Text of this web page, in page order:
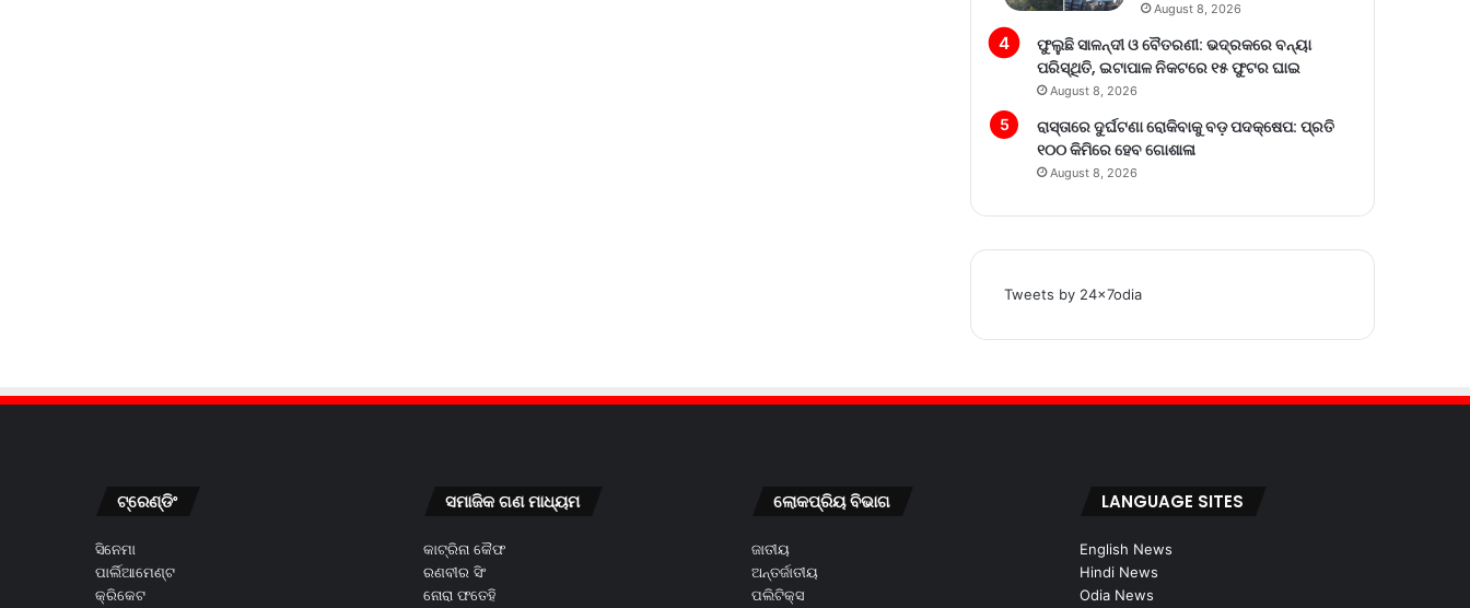
August 8, 2026
ଫୁଲୁଛି ସାଳନ୍ଦୀ ଓ ବୈତରଣୀ: ଭଦ୍ରକରେ ବନ୍ୟା
ପରିସ୍ଥିତି, ଇଟାପାଳ ନିକଟରେ ୧୫ ଫୁଟର ଘାଇ
August 8, 2026
ରାସ୍ତାରେ ଦୁର୍ଘଟଣା ରୋକିବାକୁ ବଡ଼ ପଦକ୍ଷେପ: ପ୍ରତି
୧୦୦ କିମିରେ ହେବ ଗୋଶାଳା
August 8, 2026
Tweets by 24x7odia
ଟ୍ରେଣ୍ଡିଂ
ସିନେମା
ପାର୍ଲିଆମେଣ୍ଟ
କ୍ରିକେଟ
ସମାଜିକ ଗଣ ମାଧ୍ୟମ
କାଟ୍ରିନା କୈଫ
ରଣବୀର ସିଂ
ନୋରା ଫତେହି
ଲୋକପ୍ରିୟ ବିଭାଗ
ଜାତୀୟ
ଅନ୍ତର୍ଜାତୀୟ
ପଲିଟିକ୍ସ
LANGUAGE SITES
English News
Hindi News
Odia News